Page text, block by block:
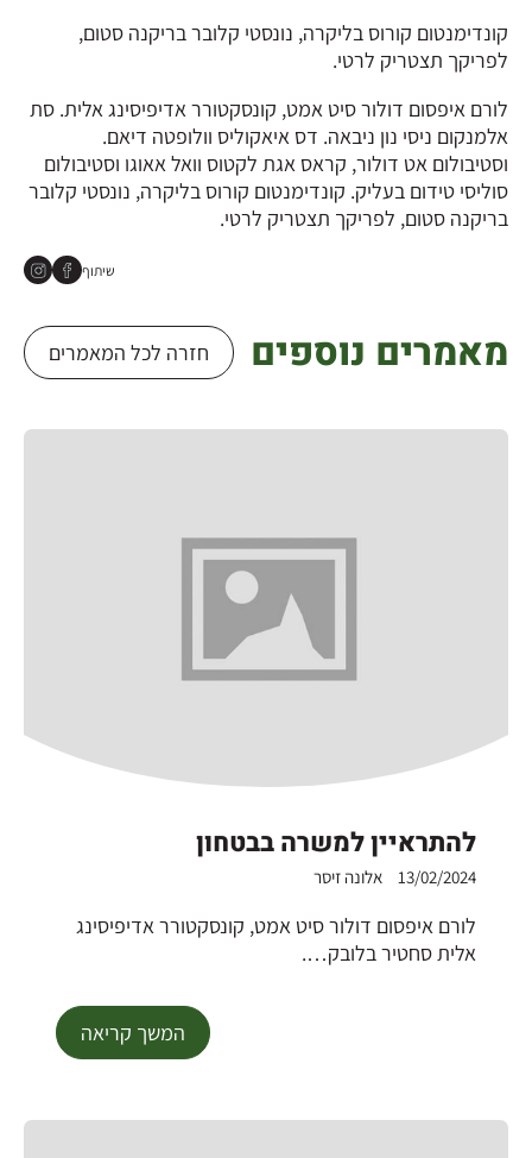
קונדימנטום קורוס בליקרה, נונסטי קלובר בריקנה סטום,
לפריקך תצטריק לרטי.
לורם איפסום דולור סיט אמט, קונסקטורר אדיפיסינג אלית. סת
אלמנקום ניסי נון ניבאה. דס איאקוליס וולופטה דיאם.
וסטיבולום אט דולור, קראס אגת לקטוס וואל אאוגו וסטיבולום
סוליסי טידום בעליק. קונדימנטום קורוס בליקרה, נונסטי קלובר
בריקנה סטום, לפריקך תצטריק לרטי.
שיתוף
מאמרים נוספים חזרה לכל המאמרים
להתראיין למשרה בבטחון
13/02/2024 אלונה זיסר
לורם איפסום דולור סיט אמט, קונסקטורר אדיפיסינג
אלית סחטיר בלובק….
המשך קריאה